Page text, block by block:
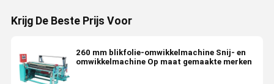
Krijg De Beste Prijs Voor
260 mm blikfolie-omwikkelmachine Snij- en
omwikkelmachine Op maat gemaakte merken